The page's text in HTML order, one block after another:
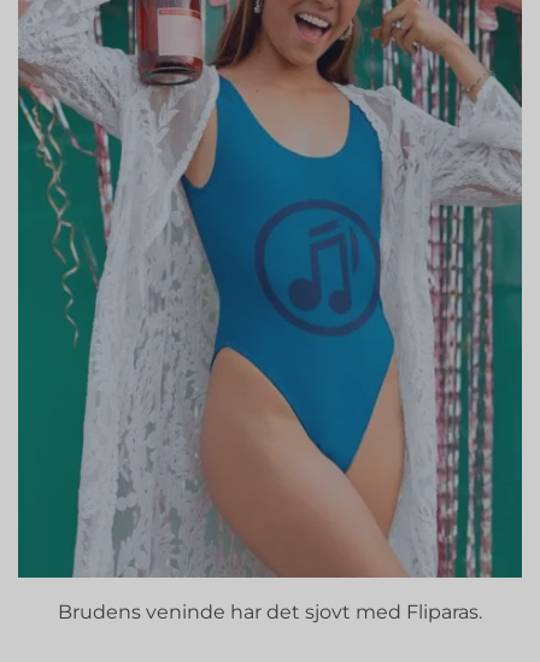
Brudens veninde har det sjovt med Fliparas.